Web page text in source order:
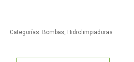
Categorías: Bombas, Hidrolimpiadoras